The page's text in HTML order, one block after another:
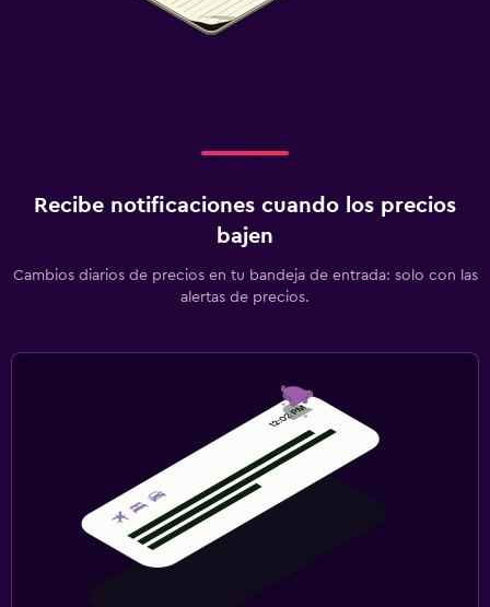
Recibe notificaciones cuando los precios
bajen
Cambios diarios de precios en tu bandeja de entrada: solo con las
alertas de precios.